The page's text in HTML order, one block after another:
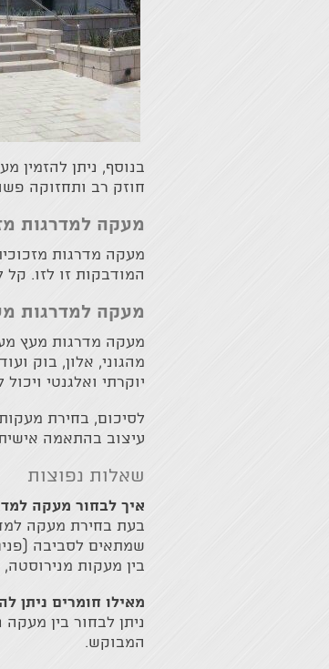
בנוסף, ניתן להזמין
חוזק רב ותחזוקה
מעקה למדרגות
מעקה מדרגות
המודבקות זו לזו.
מעקה למדרגות
מעקה מדרגות מעץ
מהגוני, אלון, בוק
יוקרתי ואלגנטי
לסיכום, בחירת
עיצוב בהתאמה
שאלות נפוצות
איך לבחור מעקה
בעת בחירת מעקה
שמתאים לסביבה
בין מעקות
מאילו חומרים ניתן
ניתן לבחור בין
המבוקש.